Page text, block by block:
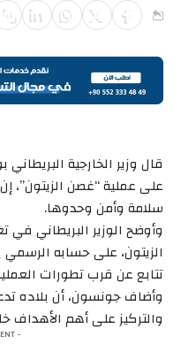
قال وزير الخارجية
على عملية “غصن الزيتون”،
سلامة وأمن وحدوها.
وأوضح الوزير البريطاني
الزيتون، على حسابه الرسمي
تتابع عن قرب تطورات
وأضاف جونسون، أن بلاده
والتركيز على أهم الأهداف
- ADVERTISEMENT -